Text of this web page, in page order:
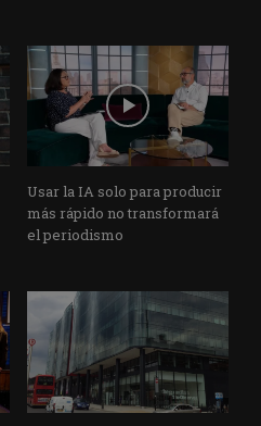
Usar la IA solo para producir
más rápido no transformará
el periodismo